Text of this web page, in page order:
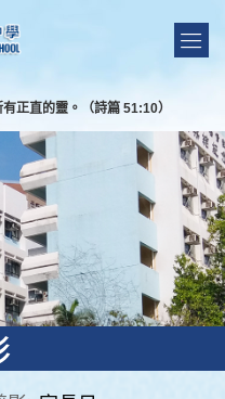
正直的靈。（詩篇 51:10）